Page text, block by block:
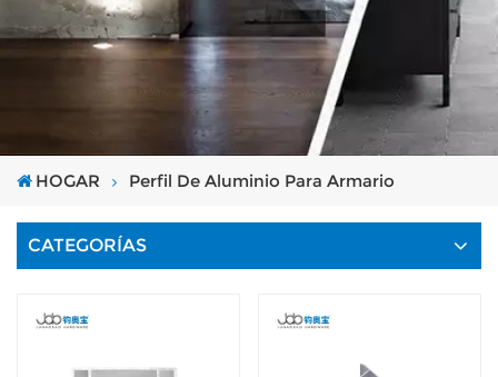
HOGAR Perfil De Aluminio Para Armario
CATEGORÍAS